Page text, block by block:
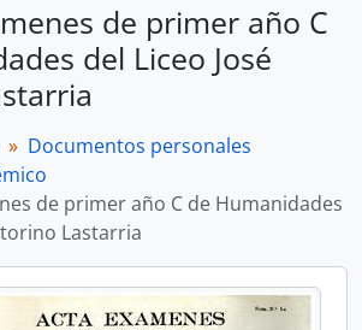
de primer año C
del Liceo José
Documentos personales
de primer año C de Humanidades
Lastarria